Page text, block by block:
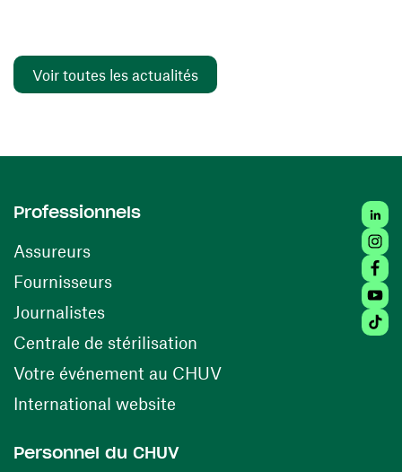
Voir toutes les actualités
Professionnels
Assureurs
Fournisseurs(ouvre une nouvelle fenêtre)
Journalistes
Centrale de stérilisation (ouvre une nouvelle
Votre événement au CHUV(ouvre une nouvelle
International website
Personnel du CHUV